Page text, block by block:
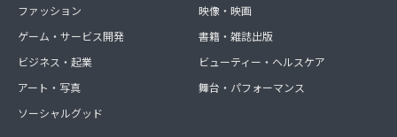
ファッション
ゲーム・サービス開発
ビジネス・起業
アート・写真
ソーシャルグッド
映像・映画
書籍・雑誌出版
ビューティー・ヘルスケア
舞台・パフォーマンス